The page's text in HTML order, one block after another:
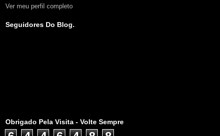
Ver meu perfil completo
Seguidores Do Blog.
Obrigado Pela Visita - Volte Sempre